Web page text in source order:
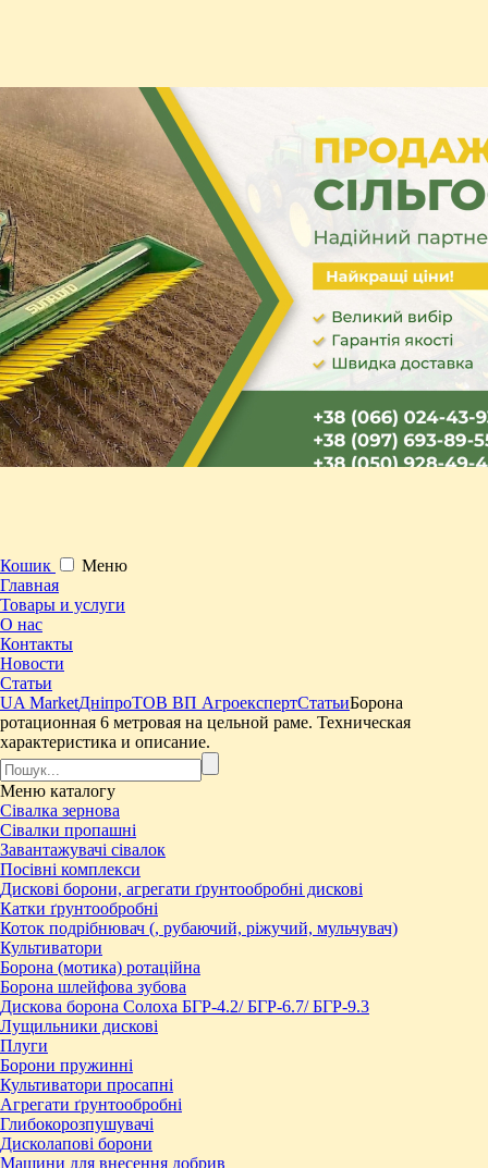
Кошик
Меню
Главная
Товары и услуги
О нас
Контакты
Новости
Статьи
UA MarketДніпроТОВ ВП АгроекспертСтатьиБорона
ротационная 6 метровая на цельной раме. Техническая
характеристика и описание.
Меню каталогу
Сівалка зернова
Сівалки пропашні
Завантажувачі сівалок
Посівні комплекси
Дискові борони, агрегати ґрунтообробні дискові
Катки ґрунтообробні
Коток подрібнювач (, рубаючий, ріжучий, мульчувач)
Культиватори
Борона (мотика) ротаційна
Борона шлейфова зубова
Дискова борона Солоха БГР-4.2/ БГР-6.7/ БГР-9.3
Лущильники дискові
Плуги
Борони пружинні
Культиватори просапні
Агрегати ґрунтообробні
Глибокорозпушувачі
Дисколапові борони
Машини для внесення добрив